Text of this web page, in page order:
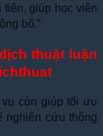
giúp học viên
bố.”
thuật luận
vụ còn giúp tối ưu
nghiên cứu thông